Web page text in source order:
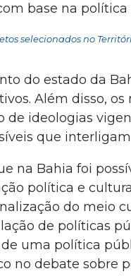
base na
selecionados no
do estado da
Além disso,
de ideologias
que
na Bahia foi
política e
do meio
de políticas
uma política
no debate sobre